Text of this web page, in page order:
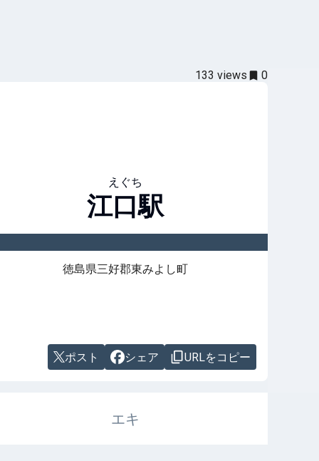
133 views 0
えぐち
江口駅
徳島県三好郡東みよし町
ポスト シェア URLをコピー
エキ